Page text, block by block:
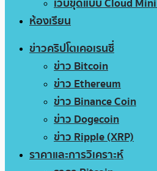
ห้องเรียน
ข่าวคริปโตเคอเรนซี่
ข่าว Bitcoin
ข่าว Ethereum
ข่าว Binance Coin
ข่าว Dogecoin
ข่าว Ripple (XRP)
ราคาและการวิเคราะห์